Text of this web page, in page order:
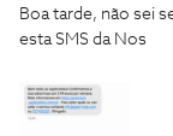
Boa tarde, não sei
esta SMS da Nos